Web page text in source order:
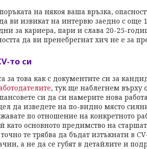
на някоя ваша връзка,
ви извикат на интервю заедно с още
за кариера, пари и слава 20-25-
да ви пренебрегнат хич не е за
то си
за това как с документите си за
, тук ще наблегнем
си да си намерите нова
да изведете на по-видно място
по отношение на конкретното
като основното предимство на
те трябва да бъдат изтъкнати в
а не да се губят в детайлите и